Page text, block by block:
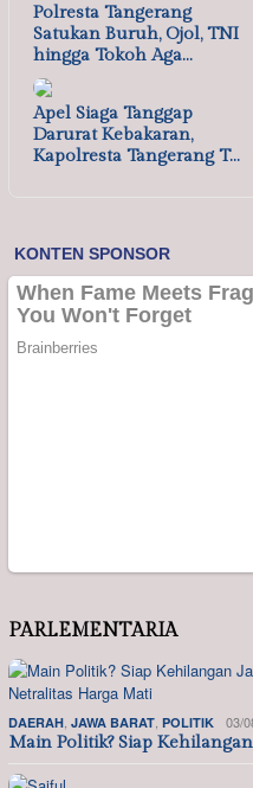
Polresta Tangerang
Satukan Buruh, Ojol, TNI
hingga Tokoh Aga…
Apel Siaga Tanggap
Darurat Kebakaran,
Kapolresta Tangerang T…
PARLEMENTARIA
DAERAH JAWA BARAT POLITIK 03/
Main Politik? Siap